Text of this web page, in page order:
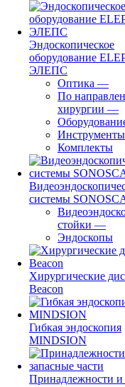
Эндоскопическое
оборудование
ЭЛЕПС
Оптика —
По
хирургии —
Инструменты
Комплекты
системы
стойки —
Эндоскопы
Хирургические
Beacon
Гибкая эндоскопия
MINDSION
Принадлежности и